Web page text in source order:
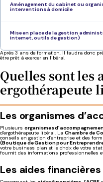
Aménagement du cabinet ou
interventions à domicile
Mise en place de la gestion
internet, outils de gestion)
Après 3 ans de formation, il faudra donc
être prêt à exercer en libéral.
Quelles sont les
ergothérapeute
Les organismes
Plusieurs organismes
d'ergothérapeute libéral. La Chambre de
conseils en gestion d’entreprise et des
(Boutique de Gestion pour
votre business plan et le choix de votre
fournit des informations professionnelles
Les aides financières